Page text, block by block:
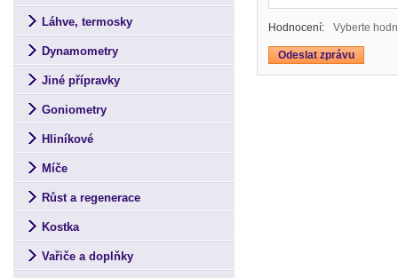
Hodnocení: Vyberte
Láhve, termosky
Dynamometry
Jiné přípravky
Goniometry
Hliníkové
Míče
Růst a regenerace
Kostka
Vařiče a doplňky